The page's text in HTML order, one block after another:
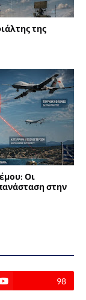
της
Οι
στην
98